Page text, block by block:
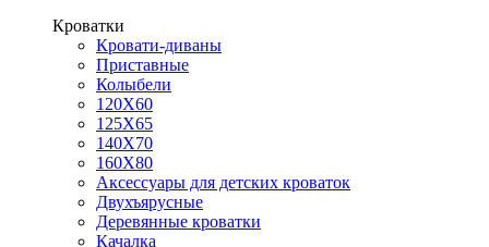
Кроватки
Кровати-диваны
Приставные
Колыбели
120Х60
125X65
140Х70
160Х80
Аксессуары для детских кроваток
Двухъярусные
Деревянные кроватки
Качалка